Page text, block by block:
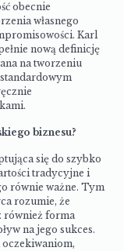
obecnie
własnego
Karl
nową definicję
na tworzeniu
biznesu?
się do szybko
tradycyjne i
równie ważne. Tym
rozumie, że
również forma
na jego sukces.